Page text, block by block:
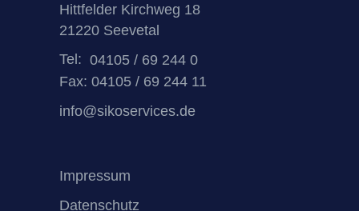
Hittfelder Kirchweg 18
21220 Seevetal
Tel: 04105 / 69 244 0
Fax: 04105 / 69 244 11
info@sikoservices.de
Impressum
Datenschutz